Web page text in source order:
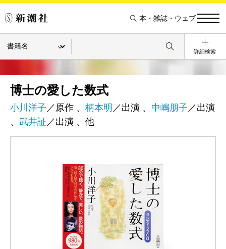
本・雑誌・ウェブ
詳細検索
博士の愛した数式
小川洋子 ／原作 、 柄本明 ／出演 、 中嶋朋子 ／出演
、 武井証 ／出演 、他